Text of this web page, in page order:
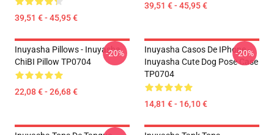
39,51 € - 45,95 €
39,51 € - 45,95 €
Inuyasha Pillows - Inuyasha
ChiBI Pillow TP0704
22,08 € - 26,68 €
-20%
Inuyasha Casos De IPhone -
Inuyasha Cute Dog Pose Case
TP0704
14,81 € - 16,10 €
-20%